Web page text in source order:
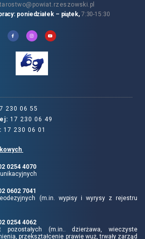
poniedziałek – piątek, 7:30-15:30
230 06 55
17 230 06 49
17 230 06 01
0254 4070
0602 7041
(m.in. wypisy i wyrysy z rejestru
0254 4062
pozostałych (m.in.. dzierżawa, wieczyste
przekształcenie prawie wuż, trwały zarząd